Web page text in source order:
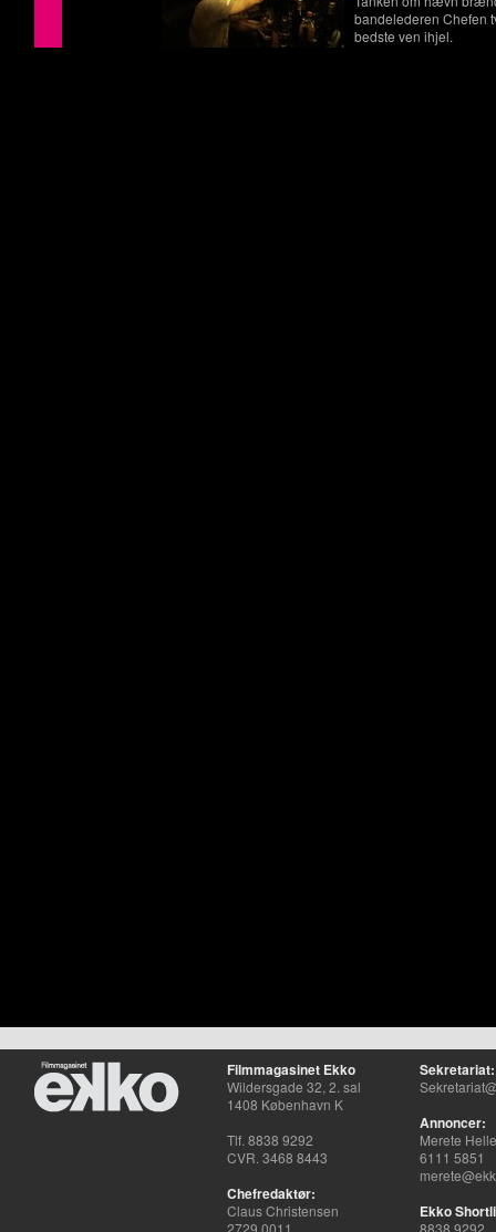
bandelederen Chefen
bedste ven ihjel.
Filmmagasinet Ekko
Wildersgade 32, 2. sal
1408 København K
Tlf. 8838 9292
CVR. 3468 8443
Chefredaktør:
Claus Christensen
2729 0011
Sekretariat:
Annoncer:
Merete
6111 5851
Ekko
8838 9292